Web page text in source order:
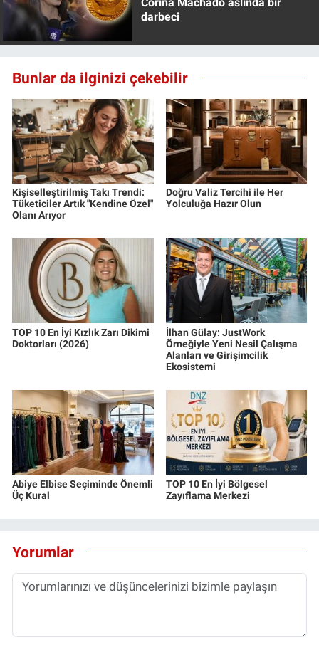
darbeci
Bunlar da ilginizi çekebilir
Kişiselleştirilmiş Takı Trendi:
Tüketiciler Artık "Kendine Özel"
Olanı Arıyor
Doğru Valiz Tercihi ile Her
Yolculuğa Hazır Olun
TOP 10 En İyi Kızlık Zarı Dikimi
Doktorları (2026)
İlhan Gülay: JustWork
Örneğiyle Yeni Nesil Çalışma
Alanları ve Girişimcilik
Ekosistemi
Abiye Elbise Seçiminde Önemli
Üç Kural
TOP 10 En İyi Bölgesel
Zayıflama Merkezi
Yorumlar